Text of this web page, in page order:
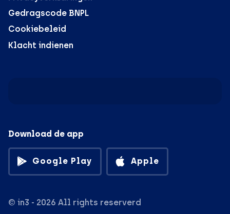
Gedragscode BNPL
Cookiebeleid
Klacht indienen
Download de app
Google Play Apple
© in3 - 2026 All rights reserverd